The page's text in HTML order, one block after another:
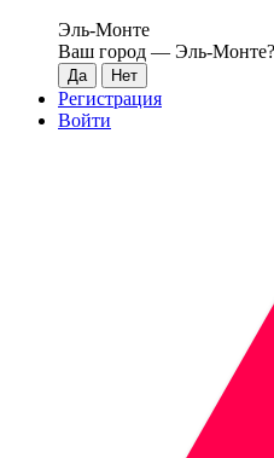
Эль-Монте
Ваш город — Эль-Монте?
Регистрация
Войти